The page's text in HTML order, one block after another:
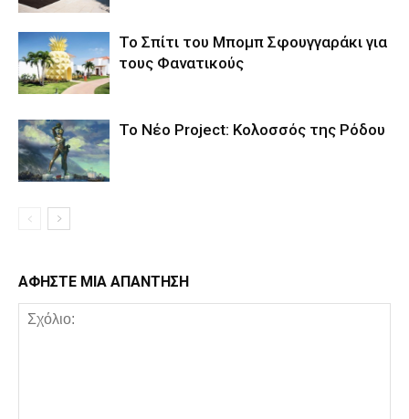
Το Σπίτι του Μπομπ Σφουγγαράκι για
τους Φανατικούς
Το Νέο Project: Κολοσσός της Ρόδου
ΑΦΗΣΤΕ ΜΙΑ ΑΠΑΝΤΗΣΗ